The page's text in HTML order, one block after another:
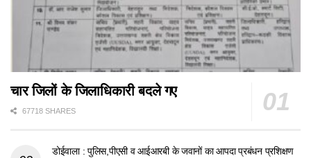
चार जिलों के जिलाधिकारी बदले गए
67718 SHARES
डोईवाला : पुलिस,पीएसी व आईआरबी के जवानों का आपदा प्रबंधन प्रशिक्षण